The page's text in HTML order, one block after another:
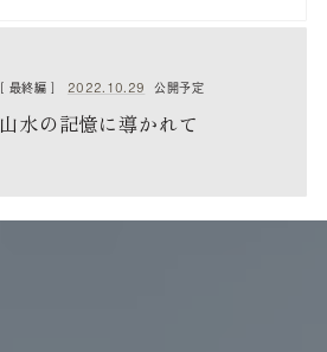
[ 最終編 ] 2022.10.29 公開予定
山水の記憶に導かれて